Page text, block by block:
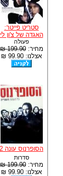
סטריט פייטר:
האגדה של צ'ון לי
פעולה
מחיר:199.90 ₪
אצלנו: 99.90 ₪
הסופרנוס עונה 2
סדרות
מחיר:199.90 ₪
אצלנו: 99.90 ₪